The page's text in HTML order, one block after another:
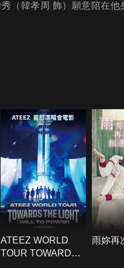
（韓孝周 飾）願意陪在他
ATEEZ WORLD
TOUR TOWARDS
雨妳再